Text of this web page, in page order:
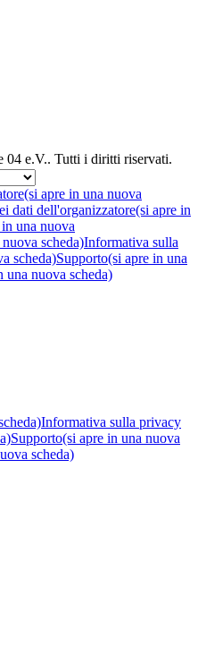
04 e.V.. Tutti i diritti riservati.
(si apre in una nuova
dati dell'organizzatore(si apre in
una nuova
scheda)Informativa sulla
scheda)Supporto(si apre in una
una nuova scheda)
Informativa sulla privacy
Supporto(si apre in una nuova
scheda)